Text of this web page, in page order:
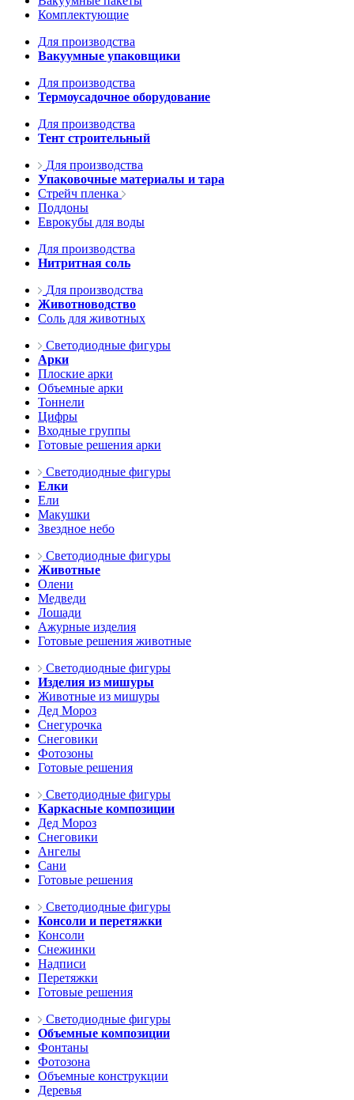
Комплектующие
Для производства
Вакуумные упаковщики
Для производства
Термоусадочное оборудование
Для производства
Тент строительный
Для производства
Упаковочные материалы и тара
Стрейч пленка
Поддоны
Еврокубы для воды
Для производства
Нитритная соль
Для производства
Животноводство
Соль для животных
Светодиодные фигуры
Арки
Плоские арки
Объемные арки
Тоннели
Цифры
Входные группы
Готовые решения арки
Светодиодные фигуры
Елки
Ели
Макушки
Звездное небо
Светодиодные фигуры
Животные
Олени
Медведи
Лошади
Ажурные изделия
Готовые решения животные
Светодиодные фигуры
Изделия из мишуры
Животные из мишуры
Дед Мороз
Снегурочка
Снеговики
Фотозоны
Готовые решения
Светодиодные фигуры
Каркасные композиции
Дед Мороз
Снеговики
Ангелы
Сани
Готовые решения
Светодиодные фигуры
Консоли и перетяжки
Консоли
Снежинки
Надписи
Перетяжки
Готовые решения
Светодиодные фигуры
Объемные композиции
Фонтаны
Фотозона
Объемные конструкции
Деревья